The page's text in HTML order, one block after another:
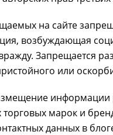
на сайте
возбуждающая
Запрещается
или
марок и
данных в